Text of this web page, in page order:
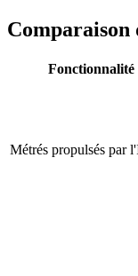
Comparaison
Fonctionnalité
Métrés propulsés par